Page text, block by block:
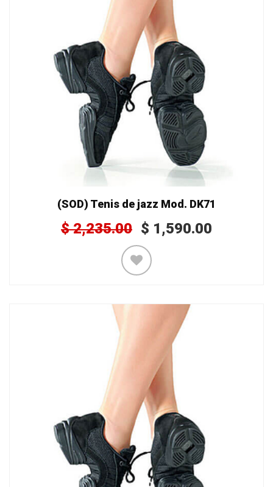
(SOD) Tenis de jazz Mod. DK71
$2,235.00 $ 1,590.00